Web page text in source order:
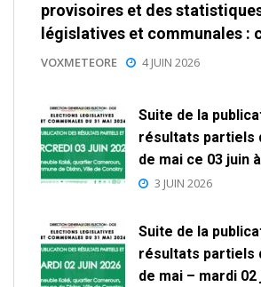
provisoires et des
législatives et communales :
VOXMETEORE 4 JUIN 2026
Suite de la
résultats partiels
de mai ce 03 juin
3 JUIN 2026
Suite de la
résultats partiels
de mai – mardi 02